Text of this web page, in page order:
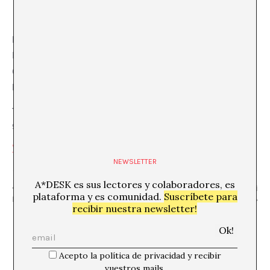
LOCAL
Fàbrica Estrella Damm
C/ del Rosselló, 515
Barcelona
Teléfono
932 90 92 00
Ver la web del Local
«SELTZ: Cristina García
Rodero»
«Explorar la memòria» Maria Tumarkin i
Cristina Garcia Molina
NEWSLETTER
A*DESK es sus lectores y colaboradores, es
plataforma y es comunidad. Suscríbete para
recibir nuestra newsletter!
Acepto la política de privacidad y recibir